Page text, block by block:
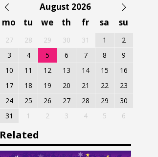
August 2026
mo
tu we th fr sa su
27 28 29 30 31 1
2
3
4 5 6 7 8
9
10
11 12 13 14 15
16
17
18 19 20 21 22
23
24
25 26 27 28 29
30
31
1 2 3 4 5 6
Related